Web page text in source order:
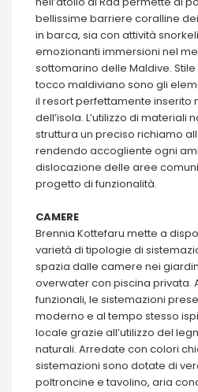
bellissime barriere coralline
in barca, sia con attività
emozionanti immersioni nel
sottomarino delle Maldive.
tocco maldiviano sono gli
il resort perfettamente inserito
dell’isola. L’utilizzo di materiali
struttura un preciso richiamo
rendendo accogliente ogni
dislocazione delle aree
progetto di funzionalità.
CAMERE
Brennia Kottefaru mette a
varietà di tipologie di
spazia dalle camere nei
overwater con piscina privata.
funzionali, le sistemazioni
moderno e al tempo stesso
locale grazie all’utilizzo del
naturali. Arredate con colori
sistemazioni sono dotate di
poltroncine e tavolino, aria